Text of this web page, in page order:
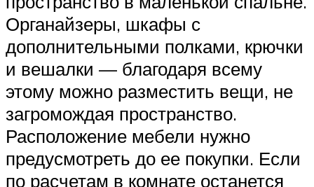
Органайзеры, шкафы с
дополнительными полками, крючки
и вешалки — благодаря всему
этому можно разместить вещи, не
загромождая пространство.
Расположение мебели нужно
предусмотреть до ее покупки. Если
по расчетам в комнате останется